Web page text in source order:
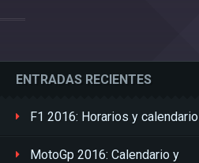
ENTRADAS RECIENTES
F1 2016: Horarios y calendario
MotoGp 2016: Calendario y